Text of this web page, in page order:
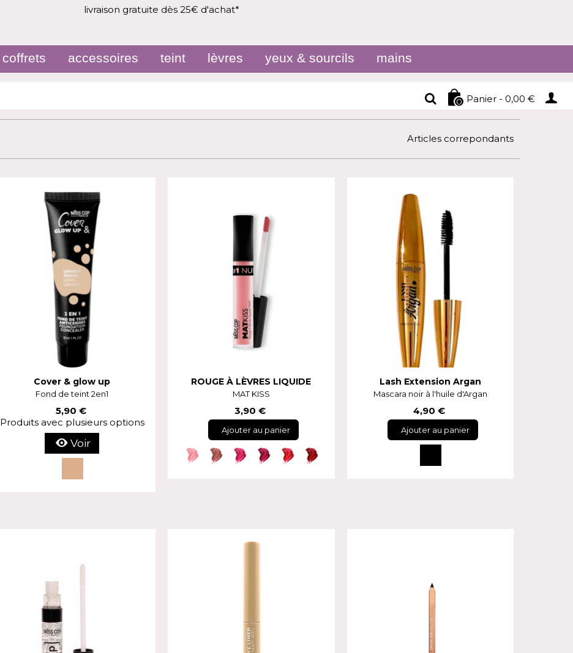
livraison gratuite dès 25€ d'achat*
coffrets accessoires teint lèvres yeux & sourcils mains
0 Panier - 0,00 €
Articles correpondants
Cover & glow up
Fond de teint 2en1
5,90 €
Produits avec plusieurs options
Voir
ROUGE À LÈVRES LIQUIDE
MAT KISS
3,90 €
Ajouter au panier
Lash Extension Argan
Mascara noir à l'huile d'Argan
4,90 €
Ajouter au panier